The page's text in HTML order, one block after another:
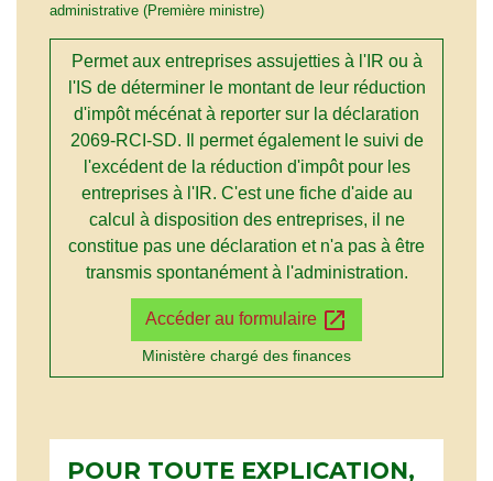
administrative (Première ministre)
Permet aux entreprises assujetties à l'IR ou à
l'IS de déterminer le montant de leur réduction
d'impôt mécénat à reporter sur la déclaration
2069-RCI-SD. Il permet également le suivi de
l'excédent de la réduction d'impôt pour les
entreprises à l'IR. C'est une fiche d'aide au
calcul à disposition des entreprises, il ne
constitue pas une déclaration et n'a pas à être
transmis spontanément à l'administration.
Accéder au formulaire open_in_new
Ministère chargé des finances
POUR TOUTE EXPLICATION,